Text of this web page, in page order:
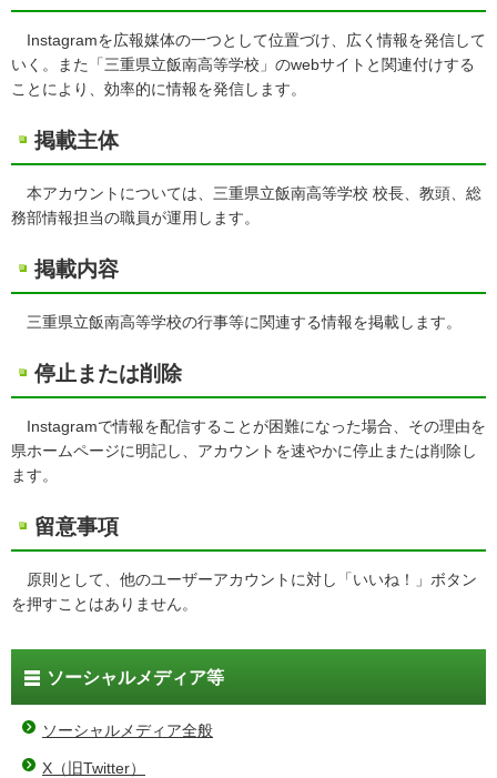
Instagramを広報媒体の一つとして位置づけ、広く情報を発信して
いく。また「三重県立飯南高等学校」のwebサイトと関連付けする
ことにより、効率的に情報を発信します。
掲載主体
本アカウントについては、三重県立飯南高等学校 校長、教頭、総
務部情報担当の職員が運用します。
掲載内容
三重県立飯南高等学校の行事等に関連する情報を掲載します。
停止または削除
Instagramで情報を配信することが困難になった場合、その理由を
県ホームページに明記し、アカウントを速やかに停止または削除し
ます。
留意事項
原則として、他のユーザーアカウントに対し「いいね！」ボタン
を押すことはありません。
ソーシャルメディア等
ソーシャルメディア全般
X（旧Twitter）